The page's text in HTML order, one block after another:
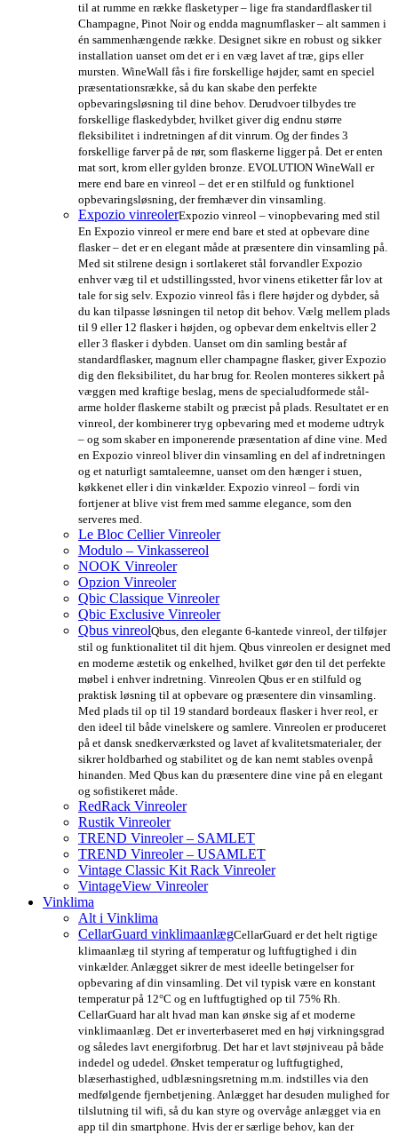
til at rumme en række flasketyper – lige fra standardflasker til
Champagne, Pinot Noir og endda magnumflasker – alt sammen i
én sammenhængende række. Designet sikre en robust og sikker
installation uanset om det er i en væg lavet af træ, gips eller
mursten. WineWall fås i fire forskellige højder, samt en speciel
præsentationsrække, så du kan skabe den perfekte
opbevaringsløsning til dine behov. Derudvoer tilbydes tre
forskellige flaskedybder, hvilket giver dig endnu større
fleksibilitet i indretningen af dit vinrum. Og der findes 3
forskellige farver på de rør, som flaskerne ligger på. Det er enten
mat sort, krom eller gylden bronze. EVOLUTION WineWall er
mere end bare en vinreol – det er en stilfuld og funktionel
opbevaringsløsning, der fremhæver din vinsamling.
Expozio vinreolerExpozio vinreol – vinopbevaring med stil
En Expozio vinreol er mere end bare et sted at opbevare dine
flasker – det er en elegant måde at præsentere din vinsamling på.
Med sit stilrene design i sortlakeret stål forvandler Expozio
enhver væg til et udstillingssted, hvor vinens etiketter får lov at
tale for sig selv. Expozio vinreol fås i flere højder og dybder, så
du kan tilpasse løsningen til netop dit behov. Vælg mellem plads
til 9 eller 12 flasker i højden, og opbevar dem enkeltvis eller 2
eller 3 flasker i dybden. Uanset om din samling består af
standardflasker, magnum eller champagne flasker, giver Expozio
dig den fleksibilitet, du har brug for. Reolen monteres sikkert på
væggen med kraftige beslag, mens de specialudformede stål-
arme holder flaskerne stabilt og præcist på plads. Resultatet er en
vinreol, der kombinerer tryg opbevaring med et moderne udtryk
– og som skaber en imponerende præsentation af dine vine. Med
en Expozio vinreol bliver din vinsamling en del af indretningen
og et naturligt samtaleemne, uanset om den hænger i stuen,
køkkenet eller i din vinkælder. Expozio vinreol – fordi vin
fortjener at blive vist frem med samme elegance, som den
serveres med.
Le Bloc Cellier Vinreoler
Modulo – Vinkassereol
NOOK Vinreoler
Opzion Vinreoler
Qbic Classique Vinreoler
Qbic Exclusive Vinreoler
Qbus vinreolQbus, den elegante 6-kantede vinreol, der tilføjer
stil og funktionalitet til dit hjem. Qbus vinreolen er designet med
en moderne æstetik og enkelhed, hvilket gør den til det perfekte
møbel i enhver indretning. Vinreolen Qbus er en stilfuld og
praktisk løsning til at opbevare og præsentere din vinsamling.
Med plads til op til 19 standard bordeaux flasker i hver reol, er
den ideel til både vinelskere og samlere. Vinreolen er produceret
på et dansk snedkerværksted og lavet af kvalitetsmaterialer, der
sikrer holdbarhed og stabilitet og de kan nemt stables ovenpå
hinanden. Med Qbus kan du præsentere dine vine på en elegant
og sofistikeret måde.
RedRack Vinreoler
Rustik Vinreoler
TREND Vinreoler – SAMLET
TREND Vinreoler – USAMLET
Vintage Classic Kit Rack Vinreoler
VintageView Vinreoler
Vinklima
Alt i Vinklima
CellarGuard vinklimaanlægCellarGuard er det helt rigtige
klimaanlæg til styring af temperatur og luftfugtighed i din
vinkælder. Anlægget sikrer de mest ideelle betingelser for
opbevaring af din vinsamling. Det vil typisk være en konstant
temperatur på 12°C og en luftfugtighed op til 75% Rh.
CellarGuard har alt hvad man kan ønske sig af et moderne
vinklimaanlæg. Det er inverterbaseret med en høj virkningsgrad
og således lavt energiforbrug. Det har et lavt støjniveau på både
indedel og udedel. Ønsket temperatur og luftfugtighed,
blæserhastighed, udblæsningsretning m.m. indstilles via den
medfølgende fjernbetjening. Anlægget har desuden mulighed for
tilslutning til wifi, så du kan styre og overvåge anlægget via en
app til din smartphone. Hvis der er særlige behov, kan der